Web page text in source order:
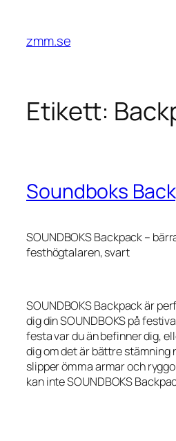
innehåll
zmm.se
Etikett:
Soundboks
SOUNDBOKS Backpack –
festhögtalaren, svart
SOUNDBOKS Backpack är
dig din SOUNDBOKS på
festa var du än befinner dig,
dig om det är bättre stämning
slipper ömma armar och
kan inte SOUNDBOKS